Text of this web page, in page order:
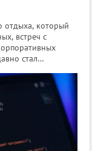
отдыха, который
встреч с
стал